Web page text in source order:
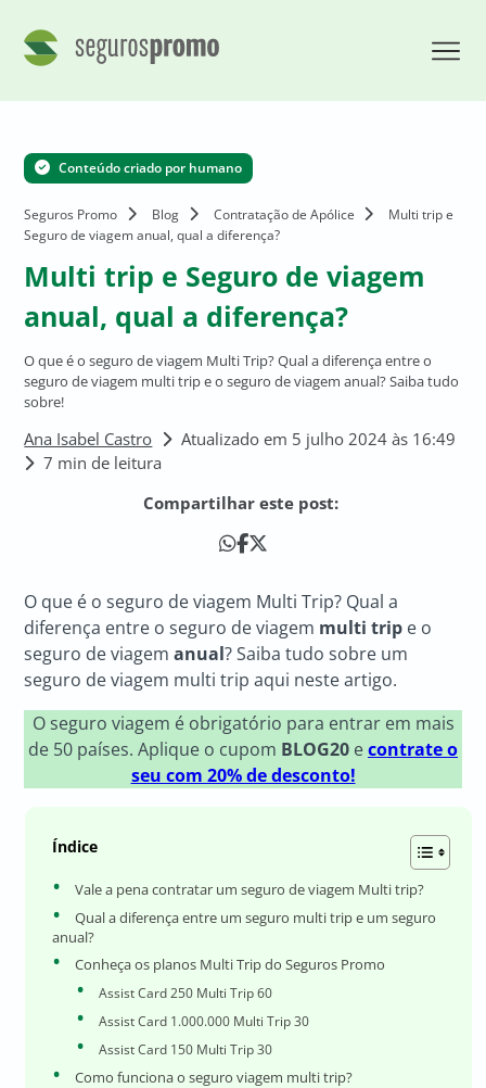
Conteúdo criado por humano
Seguros Promo Blog Contratação de Apólice
Multi trip e
Seguro de viagem anual, qual a diferença?
Multi trip e Seguro de viagem
anual, qual a diferença?
O que é o seguro de viagem Multi Trip? Qual a diferença entre o
seguro de viagem multi trip e o seguro de viagem anual? Saiba tudo
sobre!
Ana Isabel Castro
Atualizado em 5 julho 2024 às 16:49
7 min de leitura
Compartilhar este post:
O que é o seguro de viagem Multi Trip? Qual a
diferença entre o seguro de viagem multi trip e o
seguro de viagemanual? Saiba tudo sobre um
seguro de viagem multi trip aqui neste artigo.
O seguro viagem é obrigatório para entrar em mais
de 50 países. Aplique o cupom BLOG20 econtrate o
seu com 20% de desconto!
Índice
Vale a pena contratar um seguro de viagem Multi trip?
Qual a diferença entre um seguro multi trip e um seguro
anual?
Conheça os planos Multi Trip do Seguros Promo
Assist Card 250 Multi Trip 60
Assist Card 1.000.000 Multi Trip 30
Assist Card 150 Multi Trip 30
Como funciona o seguro viagem multi trip?